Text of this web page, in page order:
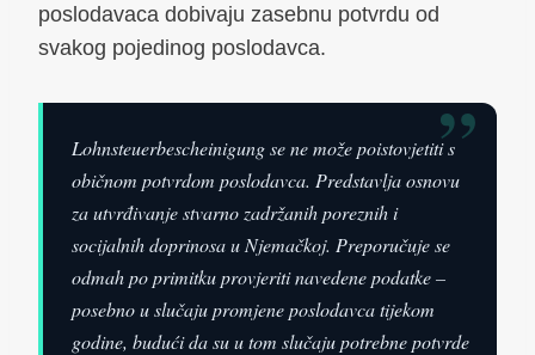
poslodavaca dobivaju zasebnu potvrdu od
svakog pojedinog poslodavca.
”
Lohnsteuerbescheinigung se ne može poistovjetiti s
običnom potvrdom poslodavca. Predstavlja osnovu
za utvrđivanje stvarno zadržanih poreznih i
socijalnih doprinosa u Njemačkoj. Preporučuje se
odmah po primitku provjeriti navedene podatke –
posebno u slučaju promjene poslodavca tijekom
godine, budući da su u tom slučaju potrebne potvrde